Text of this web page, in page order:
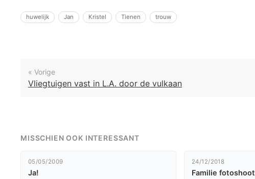
huwelijk Jan Kristel Tienen trouw
« Vorige
Vliegtuigen vast in L.A. door de vulkaan
MISSCHIEN OOK INTERESSANT
05/05/2009
Ja!
24/12/2018
Familie fotoshoot